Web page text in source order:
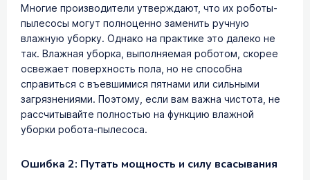
Многие производители утверждают, что их роботы-
пылесосы могут полноценно заменить ручную
влажную уборку. Однако на практике это далеко не
так. Влажная уборка, выполняемая роботом, скорее
освежает поверхность пола, но не способна
справиться с въевшимися пятнами или сильными
загрязнениями. Поэтому, если вам важна чистота, не
рассчитывайте полностью на функцию влажной
уборки робота-пылесоса.
Ошибка 2: Путать мощность и силу всасывания